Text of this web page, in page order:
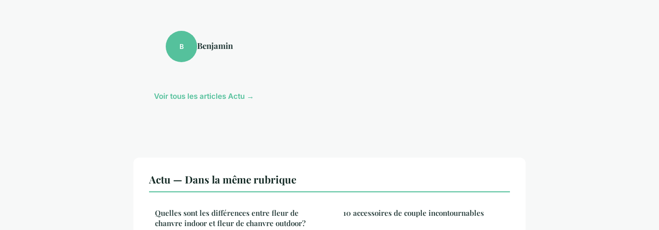
B Benjamin
Voir tous les articles Actu →
Actu — Dans la même rubrique
Quelles sont les différences entre fleur de
chanvre indoor et fleur de chanvre outdoor?
10 accessoires de couple incontournables